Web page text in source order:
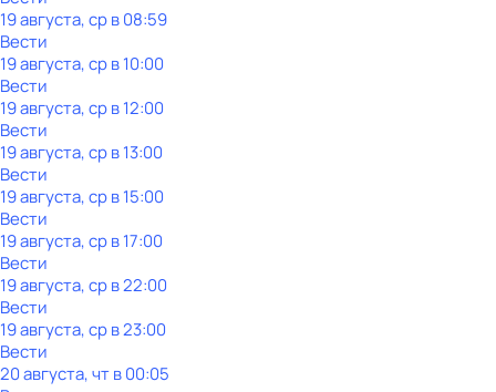
19 августа, ср в 08:59
Вести
19 августа, ср в 10:00
Вести
19 августа, ср в 12:00
Вести
19 августа, ср в 13:00
Вести
19 августа, ср в 15:00
Вести
19 августа, ср в 17:00
Вести
19 августа, ср в 22:00
Вести
19 августа, ср в 23:00
Вести
20 августа, чт в 00:05